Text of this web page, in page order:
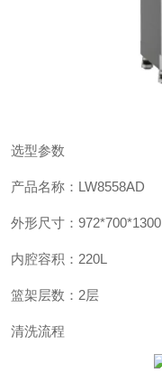
选型参数
产品名称： LW8558AD
外形尺寸： 972*700*1300
内腔容积： 220L
篮架层数： 2层
清洗流程